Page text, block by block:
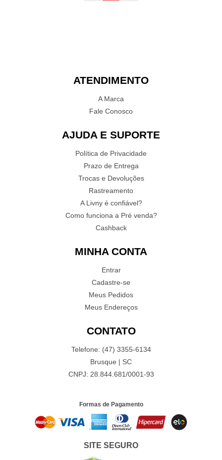
ATENDIMENTO
A Marca
Fale Conosco
AJUDA E SUPORTE
Política de Privacidade
Prazo de Entrega
Trocas e Devoluções
Rastreamento
A Livny é confiável?
Como funciona a Pré venda?
Cashback
MINHA CONTA
Entrar
Cadastre-se
Meus Pedidos
Meus Endereços
CONTATO
Telefone: (47) 3355-6134
Brusque | SC
CNPJ: 28.844.681/0001-93
Formas de Pagamento
SITE SEGURO